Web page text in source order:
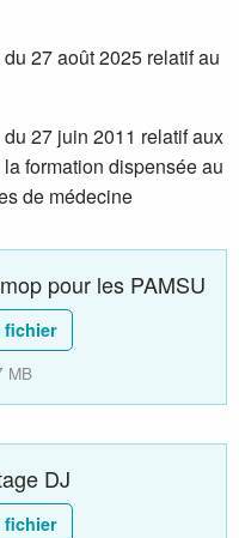
27 août 2025 relatif au
27 juin 2011 relatif aux
formation dispensée au
de médecine
pour les PAMSU
fichier
MB
DJ
fichier